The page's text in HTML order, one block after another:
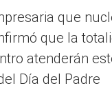
que
que la
atenderán
Día del Padre